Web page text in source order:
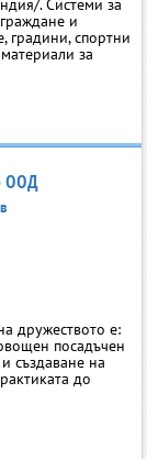
. Системи за
и
градини, спортни
за
ООД
дружеството е:
посадъчен
създаване на
до